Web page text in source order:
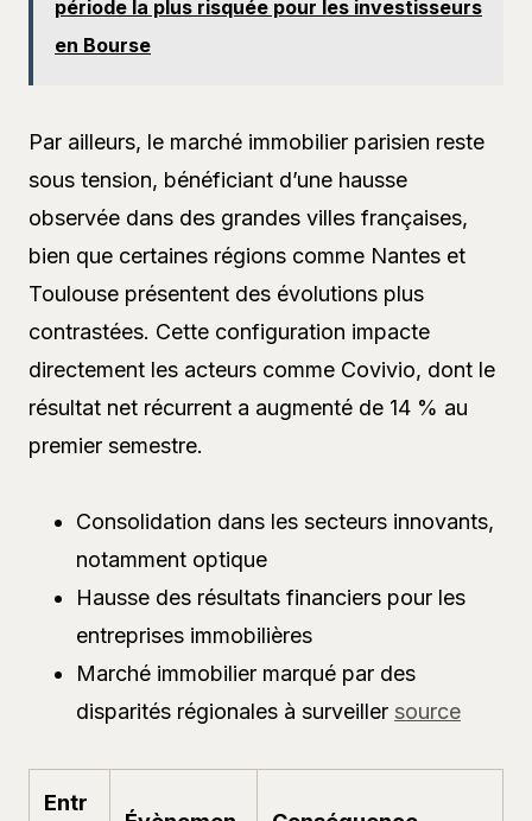
période la plus risquée pour les investisseurs
en Bourse
Par ailleurs, le marché immobilier parisien reste
sous tension, bénéficiant d’une hausse
observée dans des grandes villes françaises,
bien que certaines régions comme Nantes et
Toulouse présentent des évolutions plus
contrastées. Cette configuration impacte
directement les acteurs comme Covivio, dont le
résultat net récurrent a augmenté de 14 % au
premier semestre.
Consolidation dans les secteurs innovants,
notamment optique
Hausse des résultats financiers pour les
entreprises immobilières
Marché immobilier marqué par des
disparités régionales à surveiller source
Entr